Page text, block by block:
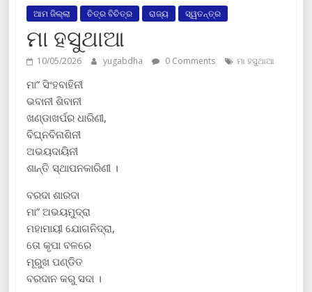
ଆମ ଜିଲ୍ଲା ଚିତ୍ର ବିଚିତ୍ର ରାଜ୍ୟ ସ୍ୱତନ୍ତ୍ର
ମା ହସୁଥାଆ
10/05/2026 yugabdha 0 Comments ମା ହସୁଥାଆ
ମା” ସିଂହବାହିନୀ
ଭବାନୀ ଶିବାନୀ
ଖଣ୍ଡାଖର୍ପର ଧାରିଣୀ,
ବିଘ୍ନବିନାଶିନୀ
ଅଭୟଦାୟିନୀ
ଶାନ୍ତି ସ୍ଥାପନକାରିଣୀ ।
ବରଦା ଶାରଦା
ମା” ଅଭୟମୁଦ୍ରା
ମହାମାୟୀ ଯୋଗନିଦ୍ରା,
ତୋ କୃପା ବଳରେ
ମୂରୁଖ ପଣ୍ଡିତ
ବରଦାନ କରୁ ସଦା ।